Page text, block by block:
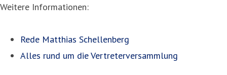
Weitere Informationen:
Rede Matthias Schellenberg
Alles rund um die Vertreterversammlung